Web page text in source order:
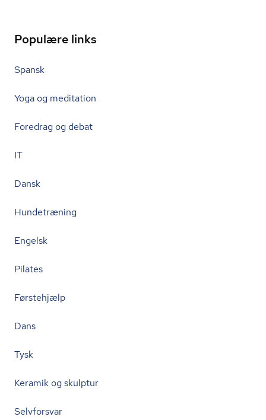
Populære links
Spansk
Yoga og meditation
Foredrag og debat
IT
Dansk
Hundetræning
Engelsk
Pilates
Førstehjælp
Dans
Tysk
Keramik og skulptur
Selvforsvar